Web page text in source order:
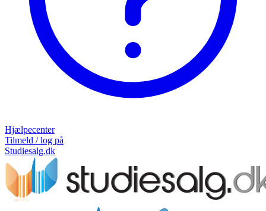
Hjælpecenter
Tilmeld / log på
Studiesalg.dk